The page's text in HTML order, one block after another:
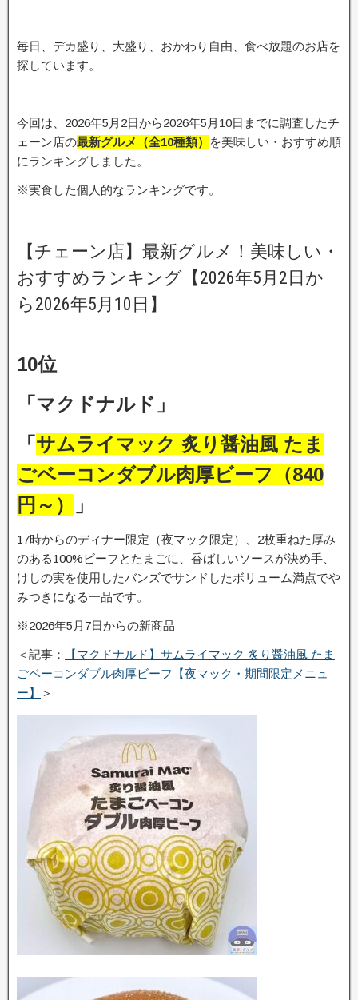
毎日、デカ盛り、大盛り、おかわり自由、食べ放題のお店を
探しています。
今回は、2026年5月2日から2026年5月10日までに調査したチ
ェーン店の最新グルメ（全10種類）
を美味しい・おすすめ順
にランキングしました。
※実食した個人的なランキングです。
【チェーン店】最新グルメ！美味しい・
おすすめランキング【2026年5月2日か
ら2026年5月10日】
10位
「マクドナルド」
「 サムライマック 炙り醤油風 たま
ごベーコンダブル肉厚ビーフ（840
円～）
」
17時からのディナー限定（夜マック限定）、2枚重ねた厚み
のある100%ビーフとたまごに、香ばしいソースが決め手、
けしの実を使用したバンズでサンドしたボリューム満点でや
みつきになる一品です。
※2026年5月7日からの新商品
＜記事：
【マクドナルド】サムライマック 炙り醤油風 たま
ごベーコンダブル肉厚ビーフ【夜マック・期間限定メニュ
ー】
＞